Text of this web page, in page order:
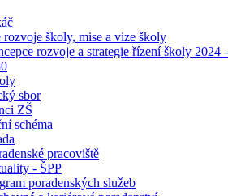
rozvoje školy, mise a vize školy
rozvoje a strategie řízení školy 2024 -
sbor
ZŠ
schéma
pracoviště
- ŠPP
poradenských služeb